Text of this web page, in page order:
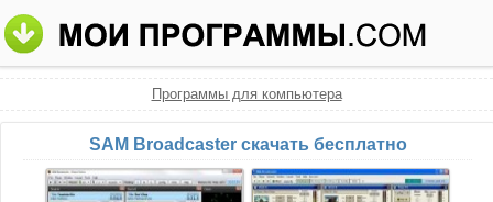
Программы для компьютера
SAM Broadcaster скачать бесплатно